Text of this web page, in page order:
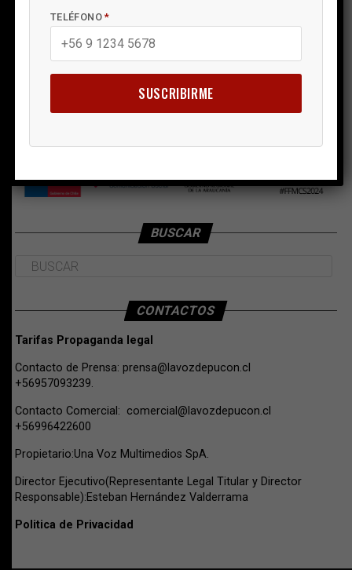
BUSCAR
CONTACTOS
Tarifas Propaganda legal
Contacto de Prensa: prensa@lavozdepucon.cl
+56957093239.
Contacto Comercial: comercial@lavozdepucon.cl
+56996422600
Propietario:Una Voz Multimedios SpA.
Director Ejecutivo(Representante Legal Titular y Director
Responsable):Esteban Hernández Valderrama
Politica de Privacidad
TELÉFONO*
SUSCRIBIRME